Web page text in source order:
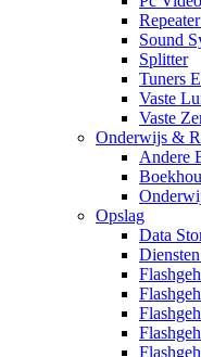
Sound
Splitter
Tuners
Vaste
Vaste
Onderwijs &
Andere
Opslag
Data